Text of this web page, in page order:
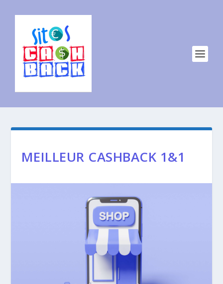
MEILLEUR CASHBACK 1&1